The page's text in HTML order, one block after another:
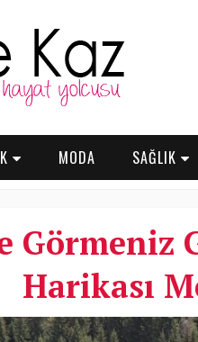
MODA SAĞLIK
Görmeniz
Harikası